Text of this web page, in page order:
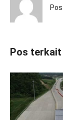
Pos terkait